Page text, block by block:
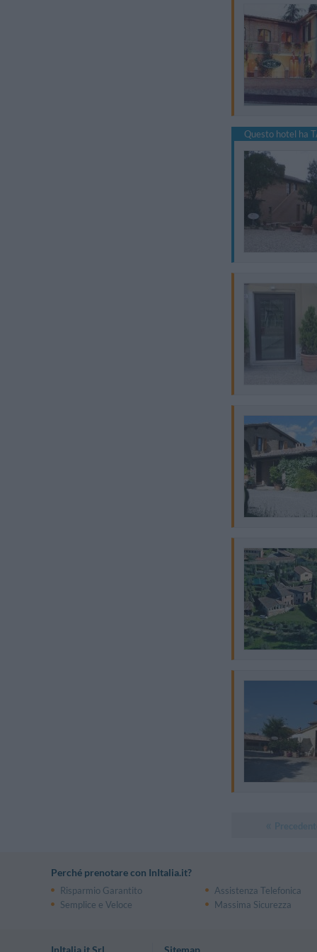
Questo hotel ha
Perché prenotare con InItalia.it?
Risparmio Garantito Assistenza Telefonica
Semplice e Veloce
Massima Sicurezza
InItalia.it Srl Sitemap